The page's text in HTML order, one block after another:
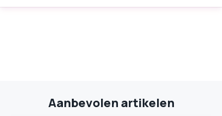
Aanbevolen artikelen